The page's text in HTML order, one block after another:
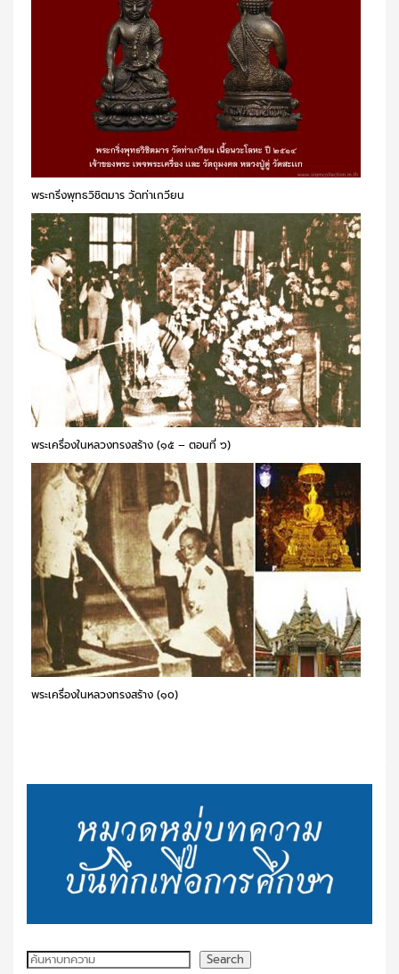
พระกริ่งพุทธวิชิตมาร วัดท่าเกวียน
พระเครื่องในหลวงทรงสร้าง (๑๕ – ตอนที่ ๖)
พระเครื่องในหลวงทรงสร้าง (๑๐)
ค้นหา Search